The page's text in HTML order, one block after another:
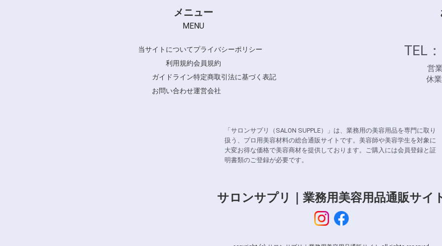
メニュー
MENU
当サイトについてプライバシーポリシー
利用規約会員規約
ガイドライン特定商取引法に基づく表記
お問い合わせ運営会社
TEL
営
休
「サロンサプリ（SALON SUPPLE）」は、業務用の美容用品を専門に取り
扱う、プロ用美容材料の総合通販サイトです。美容師や美容学生を対象に
大変お得な価格で美容商材を提供しております。ご購入には会員登録と証
明書類のご登録が必要です。
サロンサプリ｜業務用美容用品通販サイ